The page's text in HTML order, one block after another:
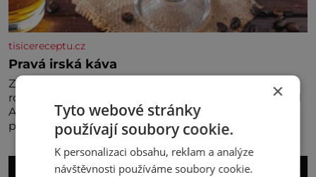
tisicereceptu.cz
Pravá irská káva
Za jejího tvůrce je považován Joe Sharidan, když v
roce 1943 u letiště irského města Foynes obsluhoval
Američany, kteří kvůli špatnému počasí nemohli
pokračovat v cestě. Povzbudil je tehdy kávou,
×
Tyto webové stránky
používají soubory cookie.
K personalizaci obsahu, reklam a analýze
návštěvnosti používáme soubory cookie.